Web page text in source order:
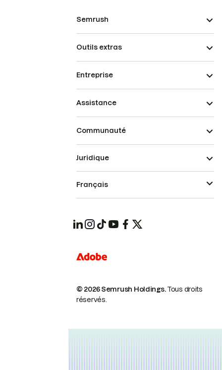
Semrush
Outils extras
Entreprise
Assistance
Communauté
© 2026 Semrush Holdings.Tous droits
réservés.
Juridique
Français